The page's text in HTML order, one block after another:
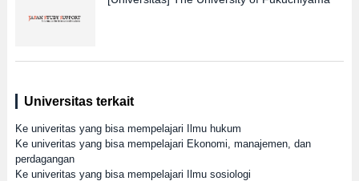
Universitas terkait
Ke univeritas yang bisa mempelajari Ilmu hukum
Ke univeritas yang bisa mempelajari Ekonomi, manajemen, dan
perdagangan
Ke univeritas yang bisa mempelajari Ilmu sosiologi